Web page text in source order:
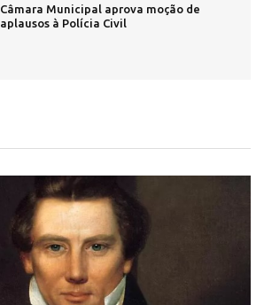
Câmara Municipal aprova moção de
aplausos à Polícia Civil